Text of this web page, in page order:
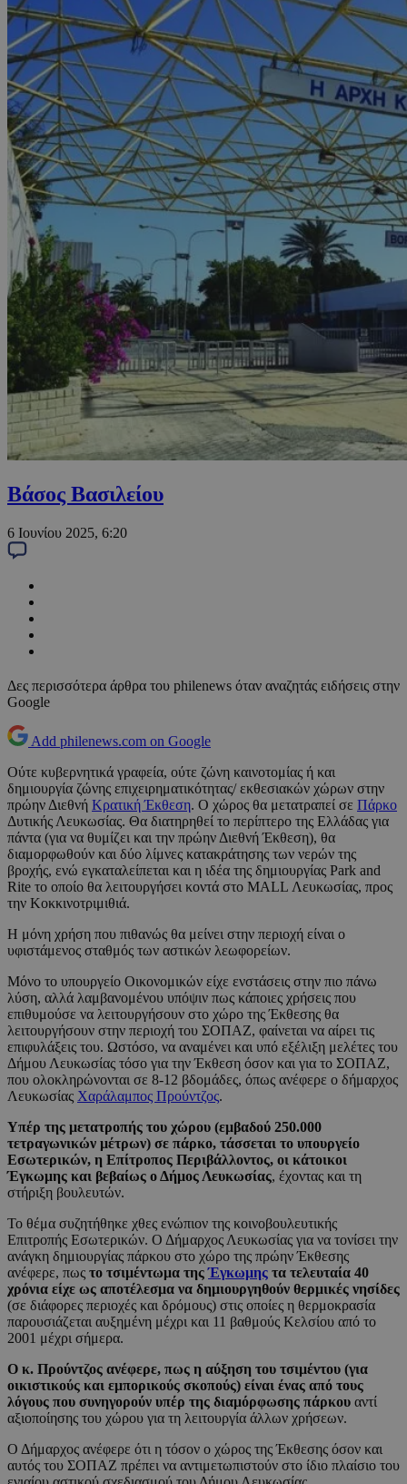
Βάσος Βασιλείου
6 Ιουνίου 2025, 6:20
Δες περισσότερα άρθρα του philenews όταν αναζητάς ειδήσεις στην
Google
Add philenews.com on Google
Ούτε κυβερνητικά γραφεία, ούτε ζώνη καινοτομίας ή και
δημιουργία ζώνης επιχειρηματικότητας/ εκθεσιακών χώρων στην
πρώην Διεθνή Κρατική Έκθεση. Ο χώρος θα μετατραπεί σε Πάρκο
Δυτικής Λευκωσίας. Θα διατηρηθεί το περίπτερο της Ελλάδας για
πάντα (για να θυμίζει και την πρώην Διεθνή Έκθεση), θα
διαμορφωθούν και δύο λίμνες κατακράτησης των νερών της
βροχής, ενώ εγκαταλείπεται και η ιδέα της δημιουργίας Park and
Rite το οποίο θα λειτουργήσει κοντά στο MALL Λευκωσίας, προς
την Κοκκινοτριμιθιά.
Η μόνη χρήση που πιθανώς θα μείνει στην περιοχή είναι ο
υφιστάμενος σταθμός των αστικών λεωφορείων.
Μόνο το υπουργείο Οικονομικών είχε ενστάσεις στην πιο πάνω
λύση, αλλά λαμβανομένου υπόψιν πως κάποιες χρήσεις που
επιθυμούσε να λειτουργήσουν στο χώρο της Έκθεσης θα
λειτουργήσουν στην περιοχή του ΣΟΠΑΖ, φαίνεται να αίρει τις
επιφυλάξεις του. Ωστόσο, να αναμένει και υπό εξέλιξη μελέτες του
Δήμου Λευκωσίας τόσο για την Έκθεση όσον και για το ΣΟΠΑΖ,
που ολοκληρώνονται σε 8-12 βδομάδες, όπως ανέφερε ο δήμαρχος
Λευκωσίας Χαράλαμπος Προύντζος.
Υπέρ της μετατροπής του χώρου (εμβαδού 250.000
τετραγωνικών μέτρων) σε πάρκο, τάσσεται το υπουργείο
Εσωτερικών, η Επίτροπος Περιβάλλοντος, οι κάτοικοι
Έγκωμης και βεβαίως ο Δήμος Λευκωσίας, έχοντας και τη
στήριξη βουλευτών.
Το θέμα συζητήθηκε χθες ενώπιον της κοινοβουλευτικής
Επιτροπής Εσωτερικών. Ο Δήμαρχος Λευκωσίας για να τονίσει την
ανάγκη δημιουργίας πάρκου στο χώρο της πρώην Έκθεσης
ανέφερε, πως το τσιμέντωμα τηςΈγκωμης τα τελευταία 40
χρόνια είχε ως αποτέλεσμα να δημιουργηθούν θερμικές νησίδες
(σε διάφορες περιοχές και δρόμους) στις οποίες η θερμοκρασία
παρουσιάζεται αυξημένη μέχρι και 11 βαθμούς Κελσίου από το
2001 μέχρι σήμερα.
Ο κ. Προύντζος ανέφερε, πως η αύξηση του τσιμέντου (για
οικιστικούς και εμπορικούς σκοπούς) είναι ένας από τους
λόγους που συνηγορούν υπέρ της διαμόρφωσης πάρκου αντί
αξιοποίησης του χώρου για τη λειτουργία άλλων χρήσεων.
Ο Δήμαρχος ανέφερε ότι η τόσον ο χώρος της Έκθεσης όσον και
αυτός του ΣΟΠΑΖ πρέπει να αντιμετωπιστούν στο ίδιο πλαίσιο του